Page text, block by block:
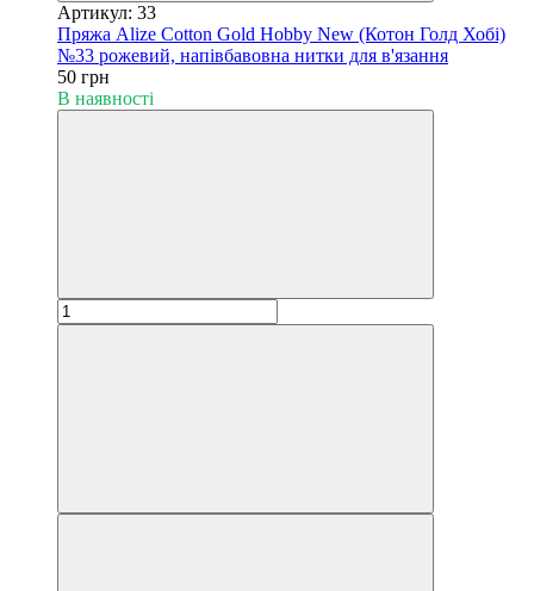
Артикул: 33
Пряжа Alize Cotton Gold Hobby New (Котон Голд Хобі)
№33 рожевий, напівбавовна нитки для в'язання
50 грн
В наявності